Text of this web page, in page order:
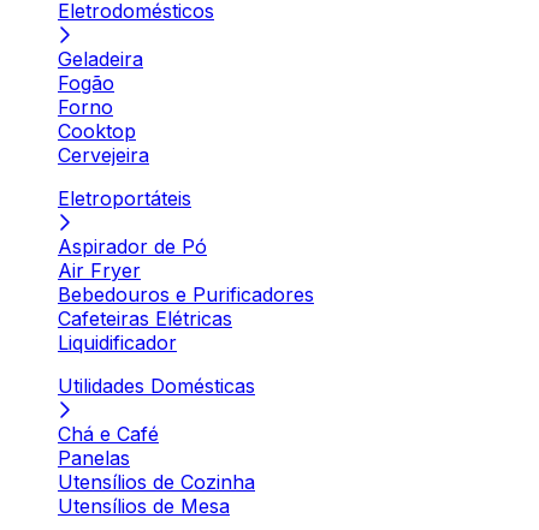
Eletrodomésticos
Geladeira
Fogão
Forno
Cooktop
Cervejeira
Eletroportáteis
Aspirador de Pó
Air Fryer
Bebedouros e Purificadores
Cafeteiras Elétricas
Liquidificador
Utilidades Domésticas
Chá e Café
Panelas
Utensílios de Cozinha
Utensílios de Mesa